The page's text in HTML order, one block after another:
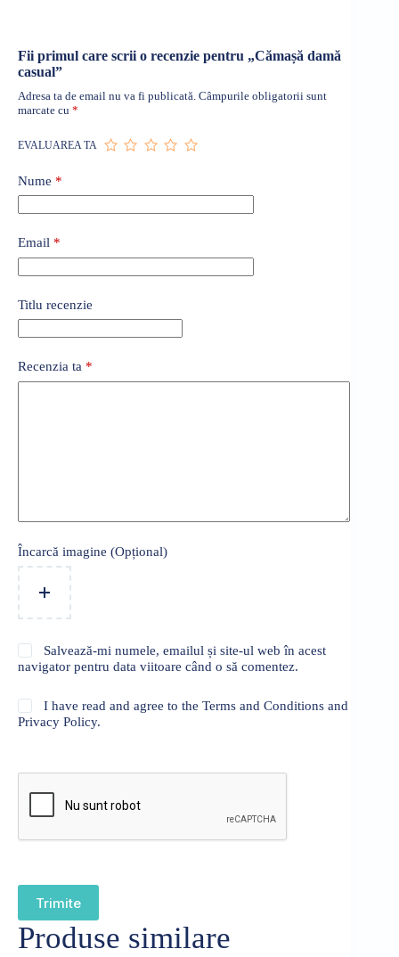
Fii primul care scrii o recenzie pentru „Cămașă damă
casual”
Adresa ta de email nu va fi publicată. Câmpurile obligatorii sunt
marcate cu *
EVALUAREA TA
Nume *
Email *
Titlu recenzie
Recenzia ta *
Încarcă imagine (Opțional)
Salvează-mi numele, emailul și site-ul web în acest
navigator pentru data viitoare când o să comentez.
I have read and agree to the Terms and Conditions and
Privacy Policy.
Trimite
Produse similare